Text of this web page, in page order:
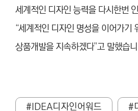
세계적인 디자인 능력을 다시한번
“세계적인 디자인 명성을 이어가기
상품개발을 지속하겠다”고 말했습
#IDEA디자인어워드
#